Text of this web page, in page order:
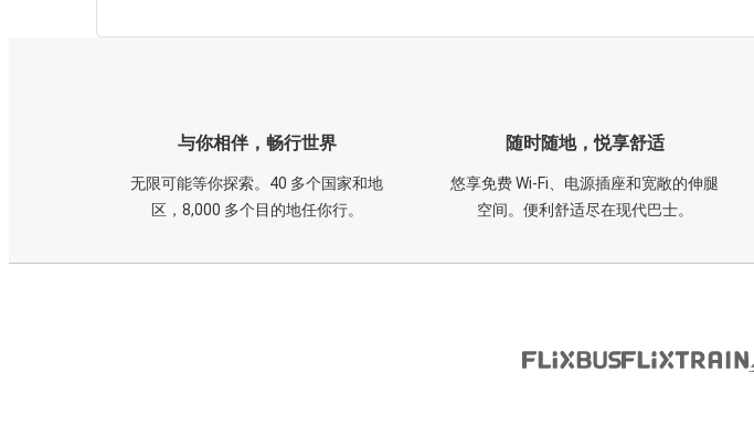
与你相伴，畅行世界
无限可能等你探索。40 多个国家和地
区，8,000 多个目的地任你行。
随时随地，悦享舒适
悠享免费 Wi-Fi、电源插座和宽敞的伸腿
空间。便利舒适尽在现代巴士。